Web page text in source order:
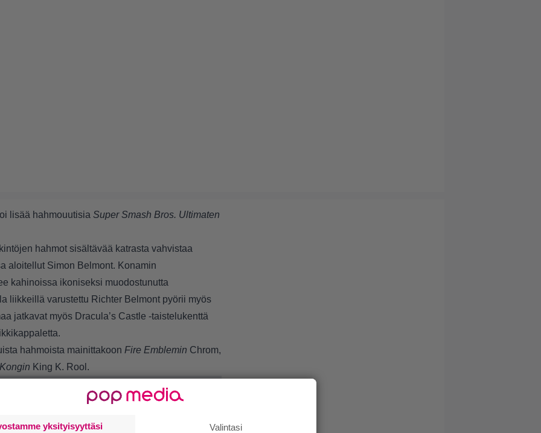
lisää hahmouutisia Super Smash Bros. Ultimaten
hahmot sisältävää katrasta vahvistaa
aloitellut Simon Belmont. Konamin
kahinoissa ikoniseksi muodostunutta
liikkeillä varustettu Richter Belmont pyörii myös
jatkavat myös Dracula’s Castle -taistelukenttä
hahmoista mainittakoon Fire Emblemin Chrom,
King K. Rool.
yksityisyyttäsi Valintasi